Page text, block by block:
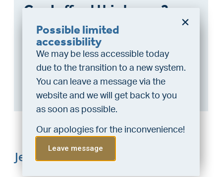
Can I afford this house?
Through this tool you calculate it within 1
minute!
Want to be 100% sure? Then request a
consultation with a financial advisor.
Do you want a better
chance at being assigned a
home?
Do the financing check and get
“priority” allocation. As an exclusive
service, VLIEG Mortgages offers
Do the check!
Possible limited
accessibility
We may be less accessible today
due to the transition to a new system.
You can leave a message via the
website and we will get back to you
as soon as possible.
Our apologies for the inconvenience!
Leave message